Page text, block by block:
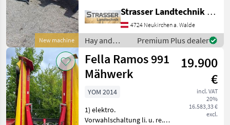
New machine
optimalen Gutfluss -
federbelastete
Anfahrsicherung - Große
Aushubhöhe am
Vorgewende - Fella
Strasser Landtechnik GmbH
4724 Neukirchen a. Walde
Hay and
forage
equipment /
Fella
Premium Plus dealer
Fella Ramos 991
Mähwerk
19.900
€
incl. VAT
20%
16.583,33 €
excl.
YOM 2014
1) elektro.
Vorwahlschaltung li. u. re.